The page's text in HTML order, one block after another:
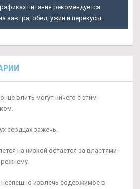
питания рекомендуется
завтра, обед, ужин и перекусы.
влить могут ничего с этим
сердцах зажечь.
на низкой остается за властями
извлечь содержимое в